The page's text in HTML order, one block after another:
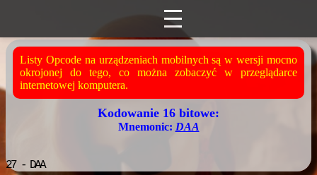
Listy Opcode na urządzeniach mobilnych są w wersji mocno
okrojonej do tego, co można zobaczyć w przeglądarce
internetowej komputera.
Kodowanie 16 bitowe:
Mnemonic: DAA
27- DAA